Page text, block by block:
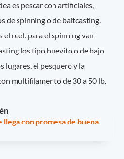
es pescar con artificiales,
de spinning o de baitcasting.
el reel: para el spinning van
los tipo huevito o de bajo
lugares, el pesquero y la
multifilamento de 30 a 50 lb.
llega con promesa de buena